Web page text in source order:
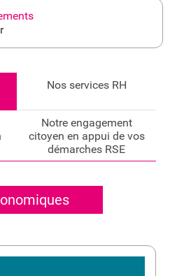
Nos services RH
Notre engagement
citoyen en appui de vos
démarches RSE